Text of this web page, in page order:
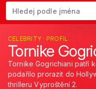
Začněte psát jméno.
CELEBRITY · PROFIL
Tornike
Tornike Gogrichiani patří
podařilo prorazit do
thrilleru Vyproštění 2.